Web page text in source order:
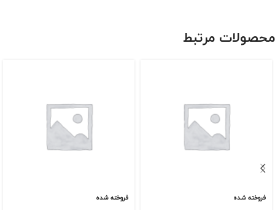
محصولات مرتبط
فروخته شده فروخته شده